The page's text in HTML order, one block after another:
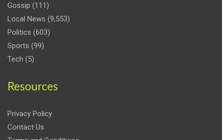
Gossip (111)
Local News (9,553)
Politics (603)
Sports (99)
Tech (5)
Resources
Privacy Policy
Contact Us